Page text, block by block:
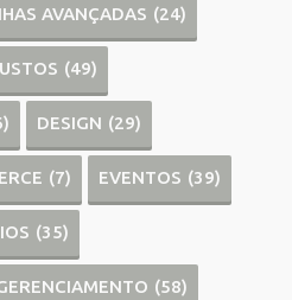
AVANÇADAS (24)
(49)
DESIGN (29)
(7) EVENTOS (39)
(35)
(58)